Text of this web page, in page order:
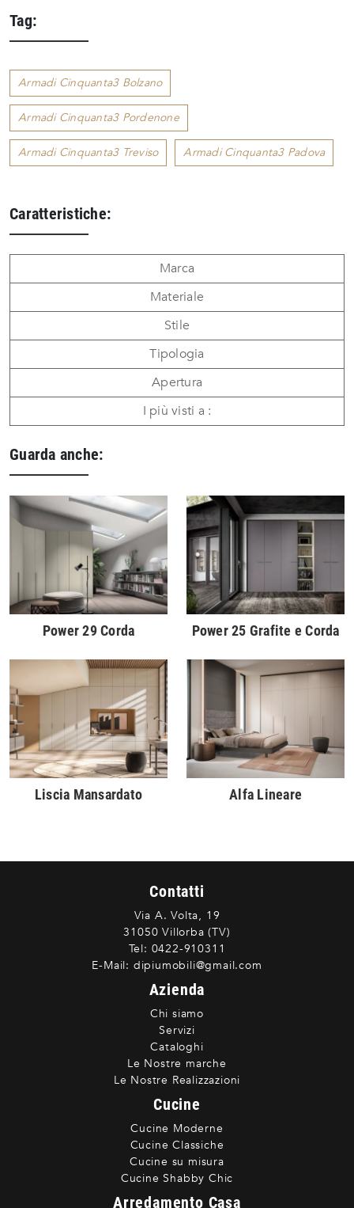
Tag:
Armadi Cinquanta3 Bolzano
Armadi Cinquanta3 Pordenone
Armadi Cinquanta3 Treviso Armadi Cinquanta3 Padova
Caratteristiche:
Marca
Materiale
Stile
Tipologia
Apertura
I più visti a :
Guarda anche:
Power 29 Corda Power 25 Grafite e Corda
Liscia Mansardato Alfa Lineare
Contatti
Via A. Volta, 19
31050 Villorba (TV)
Tel: 0422-910311
E-Mail: dipiumobili@gmail.com
Azienda
Chi siamo
Servizi
Cataloghi
Le Nostre marche
Le Nostre Realizzazioni
Cucine
Cucine Moderne
Cucine Classiche
Cucine su misura
Cucine Shabby Chic
Arredamento Casa